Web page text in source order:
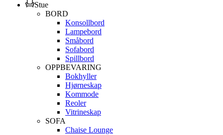
Stue
BORD
Konsollbord
Lampebord
Småbord
Sofabord
Spillbord
OPPBEVARING
Bokhyller
Hjørneskap
Kommode
Reoler
Vitrineskap
SOFA
Chaise Lounge